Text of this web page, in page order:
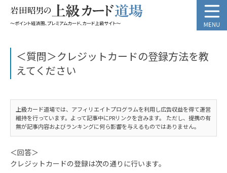
＜質問＞クレジットカードの登録方法を教
えてください
上級カード道場では、アフィリエイトプログラムを利用し広告収益を得て運営
維持を行っています。よって記事中にPRリンクを含みます。 ただし、提携の有
無が記事内容およびランキングに何ら影響を与えるものではありません。
＜回答＞
クレジットカードの登録は次の通りに行います。